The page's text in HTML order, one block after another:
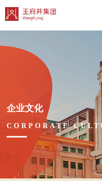
企业文化
CORPORATE